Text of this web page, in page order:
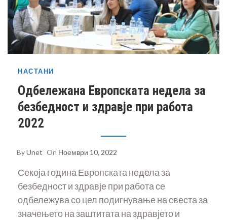
НАСТАНИ
Одбележана Европската недела за
безбедност и здравје при работа
2022
ByUnet On Ноември 10, 2022
Секоја година Европската недела за
безбедност и здравје при работа се
одбележува со цел подигнување на свеста за
значењето на заштитата на здравјето и